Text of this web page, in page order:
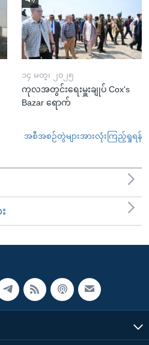
၁၄ မတ္၊ ၂၀၂၅
ကုလအတွင်းရေးမှူးချုပ် Cox's
Bazar ရောက်
အစီအစဉ်တွဲများအားလုံးကြည့်ရှုရန်